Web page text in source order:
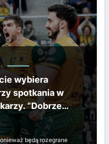
wybiera
spotkania w
“Dobrze
będą rozegrane